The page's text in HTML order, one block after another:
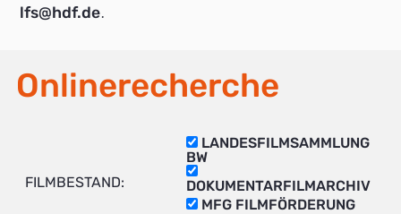
lfs@hdf.de.
Onlinerecherche
FILMBESTAND:
LANDESFILMSAMMLUNG
BW
DOKUMENTARFILMARCHIV
MFG FILMFÖRDERUNG